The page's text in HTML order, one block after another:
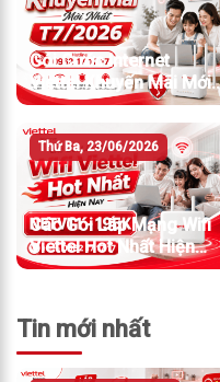
Gói Cước Internet
Viettel Khuyến Mãi Mới
Nhất T7/2026
Thứ Ba, 23/06/2026
Các Gói Lắp Mạng Wifi
Viettel Hot Nhất Hiện
Nay
Tin mới nhất